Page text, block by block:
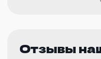
Отзывы